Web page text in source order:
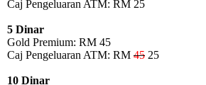
Caj Pengeluaran ATM: RM 25
5 Dinar
Gold Premium: RM 45
Caj Pengeluaran ATM: RM 45 25
10 Dinar